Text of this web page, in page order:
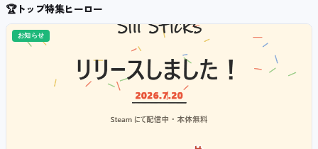
🏆トップ特集ヒーロー
お知らせ